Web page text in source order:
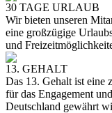
30 TAGE URLAUB
Wir bieten unseren
eine großzügige
und
13. GEHALT
Das 13. Gehalt ist eine
für das Engagement
Deutschland gewährt